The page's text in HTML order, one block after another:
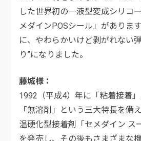
した世界初の一液型変成シリコ
メダインPOSシール」がありま
に、やわらかいけど剥がれない
り”になりました。
藤城様
1992（平成4）年に「粘着接着」
「無溶剤」という三大特長を備
温硬化型接着剤「セメダイン ス
を発売し、その後もさまざまな